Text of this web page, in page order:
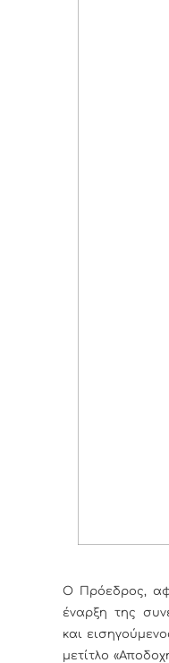
Ο Πρόεδρος,
έναρξη της
και
μετίτλο